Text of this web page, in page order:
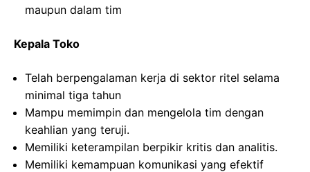
maupun dalam tim
Kepala Toko
Telah berpengalaman kerja di sektor ritel selama
minimal tiga tahun
Mampu memimpin dan mengelola tim dengan
keahlian yang teruji.
Memiliki keterampilan berpikir kritis dan analitis.
Memiliki kemampuan komunikasi yang efektif